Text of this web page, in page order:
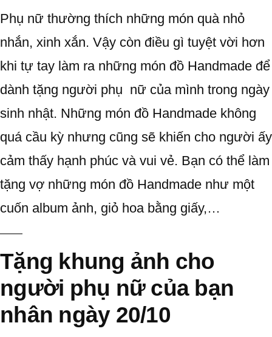
Phụ nữ thường thích những món quà nhỏ
nhắn, xinh xắn. Vậy còn điều gì tuyệt vời hơn
khi tự tay làm ra những món đồ Handmade để
dành tặng người phụ nữ của mình trong ngày
sinh nhật. Những món đồ Handmade không
quá cầu kỳ nhưng cũng sẽ khiến cho người ấy
cảm thấy hạnh phúc và vui vẻ. Bạn có thể làm
tặng vợ những món đồ Handmade như một
cuốn album ảnh, giỏ hoa bằng giấy,…
Tặng khung ảnh cho
người phụ nữ của bạn
nhân ngày 20/10